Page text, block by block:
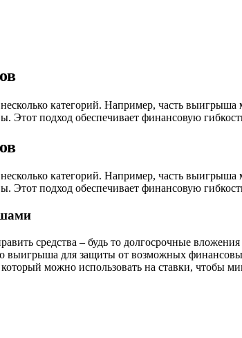
категорий. Например, часть
Этот подход обеспечивает финансовую
категорий. Например, часть
Этот подход обеспечивает финансовую
средства – будь то долгосрочные
выигрыша для защиты от возможных
можно использовать на ставки, чтобы